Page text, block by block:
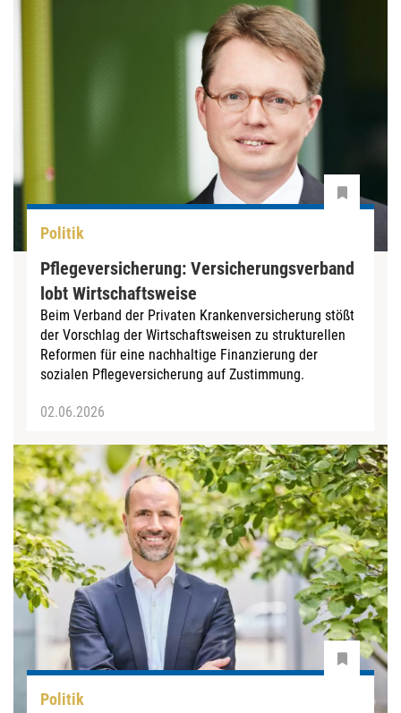
Politik
Pflegeversicherung: Versicherungsverband
lobt Wirtschaftsweise
Beim Verband der Privaten Krankenversicherung stößt
der Vorschlag der Wirtschaftsweisen zu strukturellen
Reformen für eine nachhaltige Finanzierung der
sozialen Pflegeversicherung auf Zustimmung.
02.06.2026
Politik